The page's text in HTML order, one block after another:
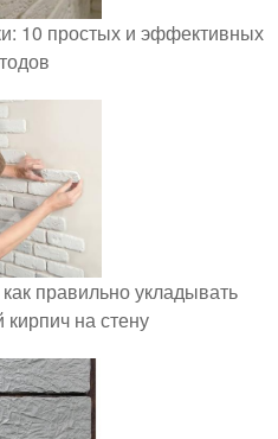
10 простых и эффективных
правильно укладывать
на стену